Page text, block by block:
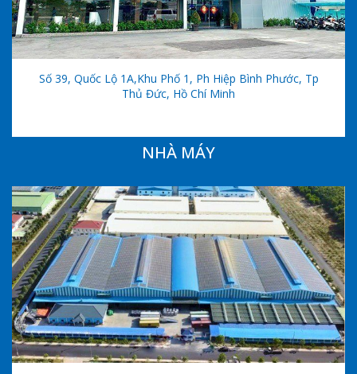
Số 39, Quốc Lộ 1A,khu Phố 1, Ph Hiệp Bình Phước, Tp
Thủ Đức, Hồ Chí Minh
NHÀ MÁY